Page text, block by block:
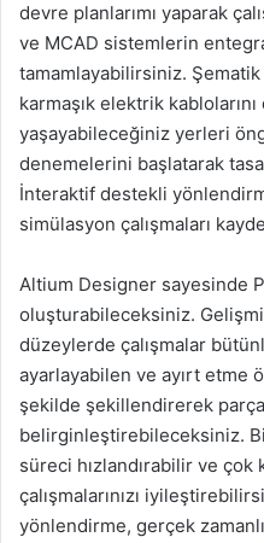
devre planlarımı yaparak
ve MCAD sistemlerin
tamamlayabilirsiniz.
karmaşık elektrik
yaşayabileceğiniz yerleri
denemelerini başlatarak
İnteraktif destekli
simülasyon çalışmaları
Altium Designer sayesinde
oluşturabileceksiniz.
düzeylerde çalışmalar
ayarlayabilen ve ayırt etme
şekilde şekillendirerek
belirginleştirebileceksiniz.
süreci hızlandırabilir ve
çalışmalarınızı
yönlendirme, gerçek